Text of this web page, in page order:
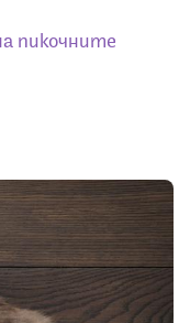
пикочните